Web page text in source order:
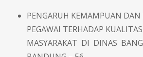
PENGARUH KEMAMPUAN DAN
PEGAWAI TERHADAP
MASYARAKAT DI DINAS